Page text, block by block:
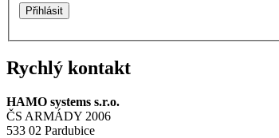
Rychlý kontakt
HAMO systems s.r.o.
ČS ARMÁDY 2006
533 02 Pardubice